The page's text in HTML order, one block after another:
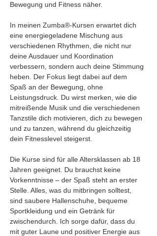
Bewegung und Fitness näher.
In meinen Zumba®-Kursen erwartet dich
eine energiegeladene Mischung aus
verschiedenen Rhythmen, die nicht nur
deine Ausdauer und Koordination
verbessern, sondern auch deine Stimmung
heben. Der Fokus liegt dabei auf dem
Spaß an der Bewegung, ohne
Leistungsdruck. Du wirst merken, wie die
mitreißende Musik und die verschiedenen
Tanzstile dich motivieren, dich zu bewegen
und zu tanzen, während du gleichzeitig
dein Fitnesslevel steigerst.
Die Kurse sind für alle Altersklassen ab 18
Jahren geeignet. Du brauchst keine
Vorkenntnisse – der Spaß steht an erster
Stelle. Alles, was du mitbringen solltest,
sind saubere Hallenschuhe, bequeme
Sportkleidung und ein Getränk für
zwischendurch. Ich sorge dafür, dass du
mit guter Laune und positiver Energie aus